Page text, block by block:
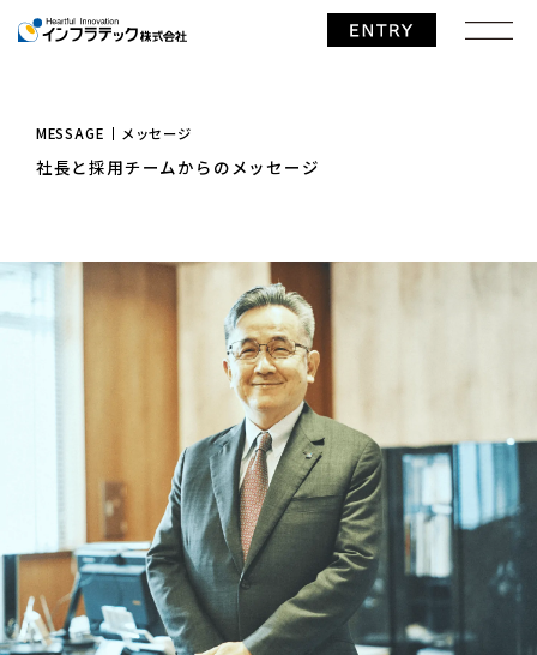
TOP ページ
1分でわかるインフラテック
社長と採用チームからのメッセージ
インフラテックの事業
データで知るインフラテック
MESSAGE メッセージ
社長と採用チームからのメッセージ